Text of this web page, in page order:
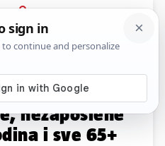
PRIJAVA
Komentari
javni prijevoz
nezaposlene
i sve 65+